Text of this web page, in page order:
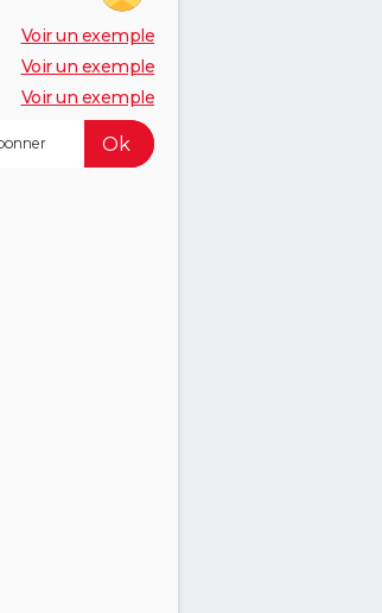
Voir un exemple
Voir un exemple
Voir un exemple